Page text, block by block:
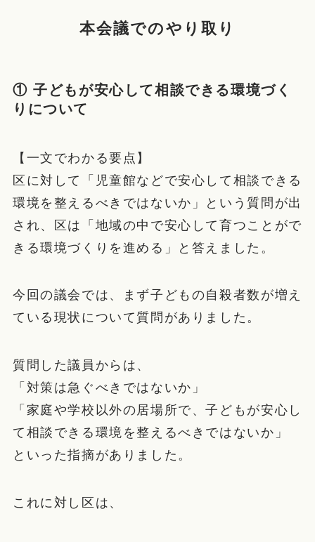
本会議でのやり取り
① 子どもが安心して相談できる環境づく
りについて
【一文でわかる要点】
区に対して「児童館などで安心して相談できる
環境を整えるべきではないか」という質問が出
され、区は「地域の中で安心して育つことがで
きる環境づくりを進める」と答えました。
今回の議会では、まず子どもの自殺者数が増え
ている現状について質問がありました。
質問した議員からは、
「対策は急ぐべきではないか」
「家庭や学校以外の居場所で、子どもが安心し
て相談できる環境を整えるべきではないか」
といった指摘がありました。
これに対し区は、